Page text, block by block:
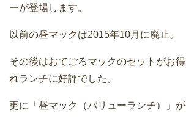
ーが登場します。
以前の昼マックは2015年10月に廃止。
その後はおてごろマックのセットがお
れランチに好評でした。
更に「昼マック（バリューランチ）」が